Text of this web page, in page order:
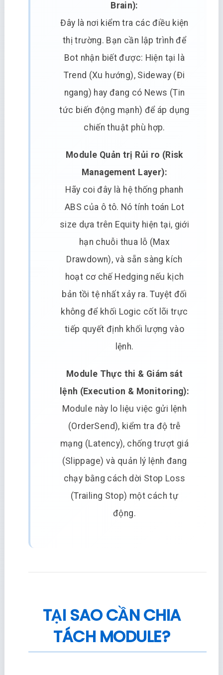
Brain):
Đây là nơi kiểm tra các điều kiện
thị trường. Bạn cần lập trình để
Bot nhận biết được: Hiện tại là
Trend (Xu hướng), Sideway (Đi
ngang) hay đang có News (Tin
tức biến động mạnh) để áp dụng
chiến thuật phù hợp.
Module Quản trị Rủi ro (Risk
Management Layer):
Hãy coi đây là hệ thống phanh
ABS của ô tô. Nó tính toán Lot
size dựa trên Equity hiện tại, giới
hạn chuỗi thua lỗ (Max
Drawdown), và sẵn sàng kích
hoạt cơ chế Hedging nếu kịch
bản tồi tệ nhất xảy ra. Tuyệt đối
không để khối Logic cốt lõi trực
tiếp quyết định khối lượng vào
lệnh.
Module Thực thi & Giám sát
lệnh (Execution & Monitoring):
Module này lo liệu việc gửi lệnh
(OrderSend), kiểm tra độ trễ
mạng (Latency), chống trượt giá
(Slippage) và quản lý lệnh đang
chạy bằng cách dời Stop Loss
(Trailing Stop) một cách tự
động.
TẠI SAO CẦN CHIA
TÁCH MODULE?